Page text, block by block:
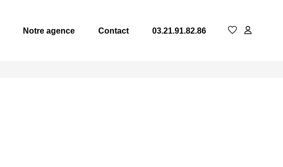
Notre agence Contact 03.21.91.82.86